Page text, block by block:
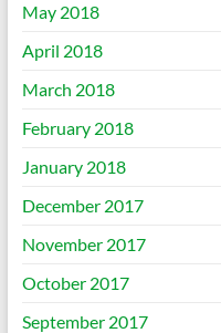
May 2018
April 2018
March 2018
February 2018
January 2018
December 2017
November 2017
October 2017
September 2017